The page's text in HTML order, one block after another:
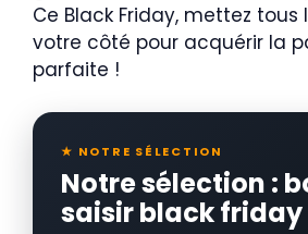
Ce Black Friday, mettez
votre côté pour acquérir la
parfaite !
★ NOTRE SÉLECTION
Notre sélection :
saisir black friday